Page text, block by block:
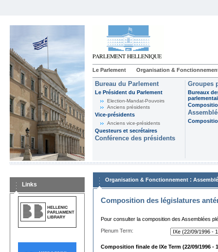
Le Parlement Organisation &
Bureau du Parlement
Le Président du Parlement
Election-Mandat-Pouvoirs
Anciens présidents
Vice-présidents
Anciens vice-présidents
Questeurs et secrétaires
Conférence des présidents
Groupes
Bureaux
Links
Organisation & Fonctionnement :
Composition des législatures
Pour consulter la composition des Assemblées
Plenum Term:
Composition finale de IXe Term (22/09/1996 -